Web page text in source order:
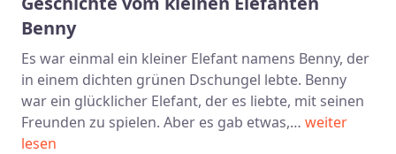
Benny
Es war einmal ein kleiner Elefant namens Benny, der
in einem dichten grünen Dschungel lebte. Benny
war ein glücklicher Elefant, der es liebte, mit seinen
Freunden zu spielen. Aber es gab etwas,… weiter
lesen